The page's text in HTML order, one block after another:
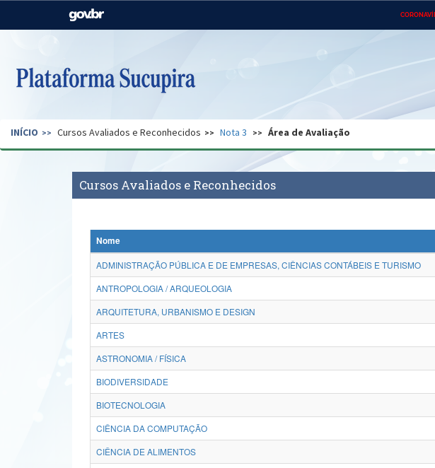
Casa Civil
Pecuária e Abastecimento
Ministério do
Regional
Secretaria de Governo Gabinete de Segurança Advocacia-Geral da
INÍCIO Cursos Avaliados e Reconhecidos Nota 3 Área de Avaliação
Cursos Avaliados e Reconhecidos
Nome
ADMINISTRAÇÃO PÚBLICA E DE EMPRESAS, CIÊNCIAS CONTÁBEIS E TURISMO
ANTROPOLOGIA / ARQUEOLOGIA
ARQUITETURA, URBANISMO E DESIGN
ARTES
ASTRONOMIA / FÍSICA
BIODIVERSIDADE
BIOTECNOLOGIA
CIÊNCIA DA COMPUTAÇÃO
CIÊNCIA DE ALIMENTOS